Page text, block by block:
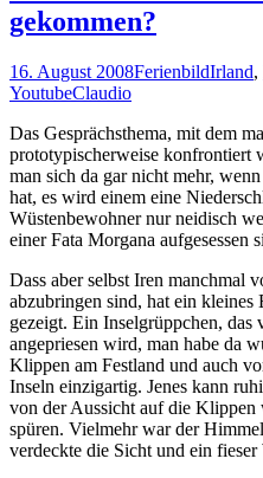
gekommen?
16. August 2008FerienbildIrland,
YoutubeClaudio
Das Gesprächsthema, mit dem
prototypischerweise konfrontiert
man sich da gar nicht mehr,
hat, es wird einem eine
Wüstenbewohner nur neidisch
einer Fata Morgana aufgesessen
Dass aber selbst Iren manchmal
abzubringen sind, hat ein kleines
gezeigt. Ein Inselgrüppchen, das
angepriesen wird, man habe da
Klippen am Festland und auch
Inseln einzigartig. Jenes kann
von der Aussicht auf die Klippen
spüren. Vielmehr war der
verdeckte die Sicht und ein